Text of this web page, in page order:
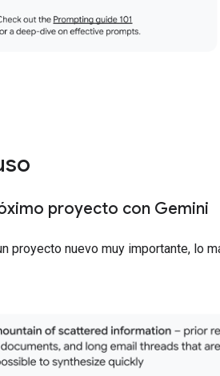
proyecto con Gemini
proyecto nuevo muy importante, lo